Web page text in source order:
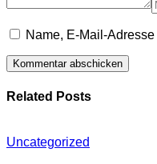
Name, E-Mail-
Related Posts
Uncategorized